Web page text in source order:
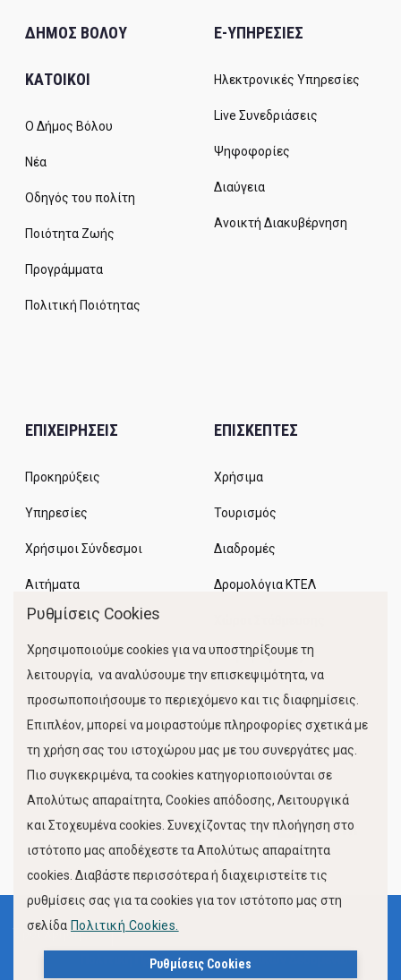
ΔΗΜΟΣ ΒΟΛΟΥ
ΚΑΤΟΙΚΟΙ
Ο Δήμος Βόλου
Νέα
Οδηγός του πολίτη
Ποιότητα Ζωής
Προγράμματα
Πολιτική Ποιότητας
E-ΥΠΗΡΕΣΙΕΣ
Ηλεκτρονικές Υπηρεσίες
Live Συνεδριάσεις
Ψηφοφορίες
Διαύγεια
Ανοικτή Διακυβέρνηση
ΕΠΙΧΕΙΡΗΣΕΙΣ
Προκηρύξεις
Υπηρεσίες
Χρήσιμοι Σύνδεσμοι
Αιτήματα
ΕΠΙΣΚΕΠΤΕΣ
Χρήσιμα
Τουρισμός
Διαδρομές
Δρομολόγια ΚΤΕΛ
Κίνηση Λιμένος
FOLLOW US
Όροι Χρήσης
Πολιτική Προστασίας Προσωπικών Δεδομένων
Ρυθμίσεις Cookies
Χρησιμοποιούμε cookies για να υποστηρίξουμε τη
λειτουργία, να αναλύσουμε την επισκεψιμότητα, να
προσωποποιήσουμε το περιεχόμενο και τις διαφημίσεις.
Επιπλέον, μπορεί να μοιραστούμε πληροφορίες σχετικά με
τη χρήση σας του ιστοχώρου μας με του συνεργάτες μας.
Πιο συγκεκριμένα, τα cookies κατηγοριοποιούνται σε
Απολύτως απαραίτητα, Cookies απόδοσης, Λειτουργικά
και Στοχευμένα cookies. Συνεχίζοντας την πλοήγηση στο
ιστότοπο μας αποδέχεστε τα Απολύτως απαραίτητα
cookies. Διαβάστε περισσότερα ή διαχειριστείτε τις
ρυθμίσεις σας για τα cookies για τον ιστότοπο μας στη
σελίδα Πολιτική Cookies.
Ρυθμίσεις Cookies